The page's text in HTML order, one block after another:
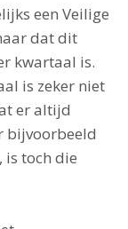
een Veilige
dat dit
kwartaal is.
is zeker niet
er altijd
bijvoorbeeld
is toch die